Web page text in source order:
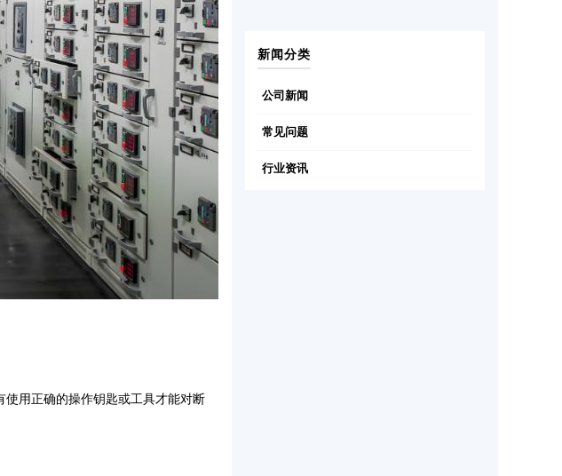
用正确的操作钥匙或工具才能对断
新闻分类
公司新闻
常见问题
行业资讯